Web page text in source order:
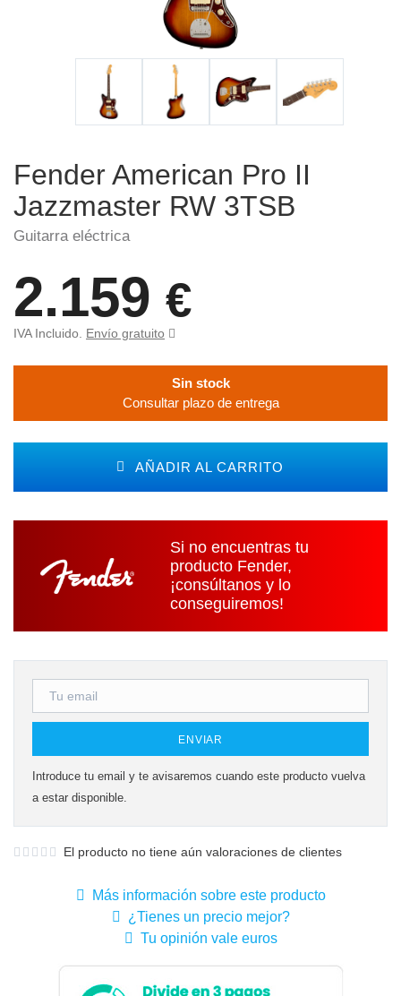
Fender American Pro II
Jazzmaster RW 3TSB
Guitarra eléctrica
2.159 €
IVA Incluido. Envío gratuito
Sin stock
Consultar plazo de entrega
AÑADIR AL CARRITO
Si no encuentras tu
producto Fender,
¡consúltanos y lo
conseguiremos!
ENVIAR
Introduce tu email y te avisaremos cuando este producto vuelva
a estar disponible.
El producto no tiene aún valoraciones de clientes
Más información sobre este producto
¿Tienes un precio mejor?
Tu opinión vale euros